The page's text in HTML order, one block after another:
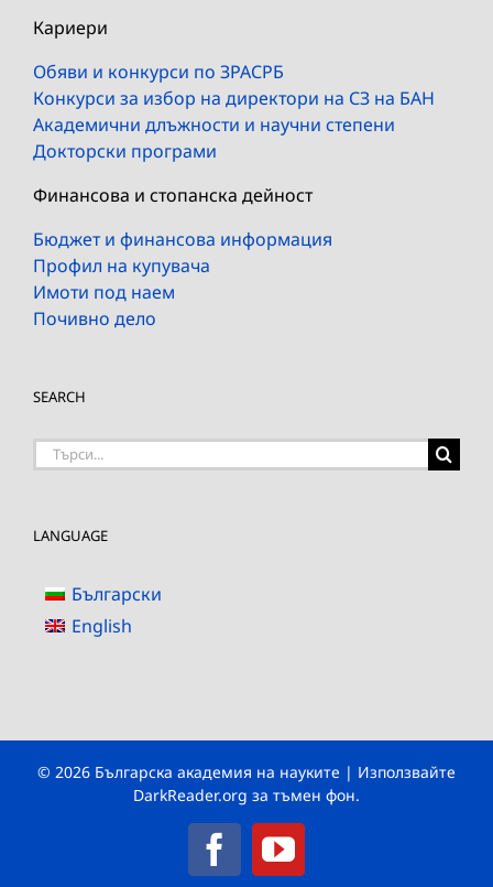
Кариери
Обяви и конкурси по ЗРАСРБ
Конкурси за избор на директори на СЗ на БАН
Академични длъжности и научни степени
Докторски програми
Финансова и стопанска дейност
Бюджет и финансова информация
Профил на купувача
Имоти под наем
Почивно дело
SEARCH
Търсене
LANGUAGE
Български
English
© 2026 Българска академия на науките | Използвайте
DarkReader.org за тъмен фон.
FacebookYouTube